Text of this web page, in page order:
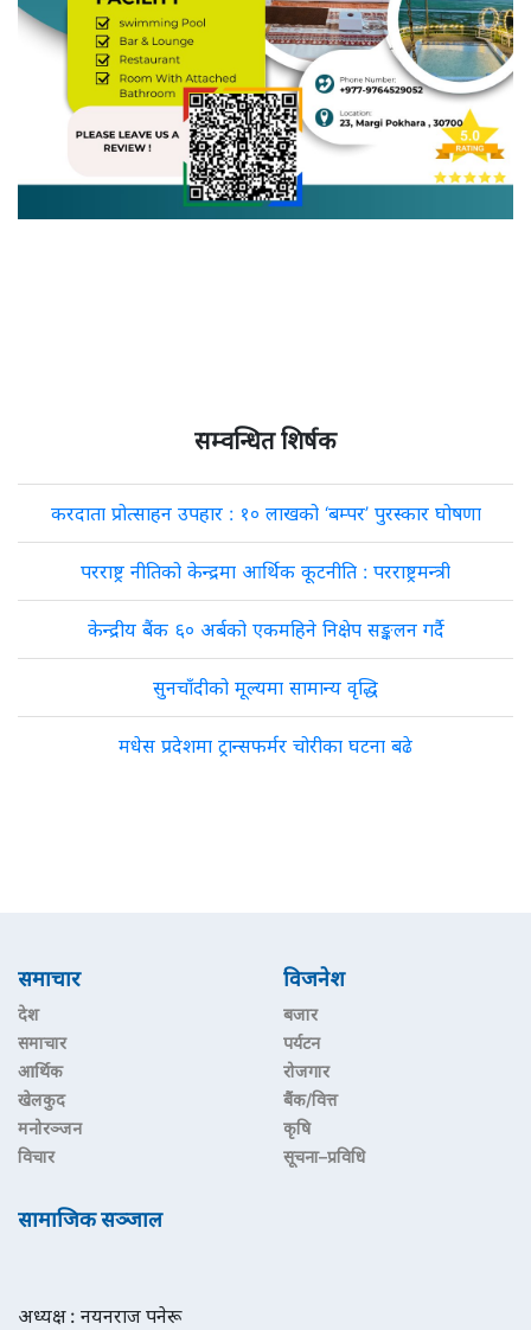
सम्वन्धित शिर्षक
करदाता प्रोत्साहन उपहार : १० लाखको ‘बम्पर’ पुरस्कार घोषणा
परराष्ट्र नीतिको केन्द्रमा आर्थिक कूटनीति : परराष्ट्रमन्त्री
केन्द्रीय बैंक ६० अर्बको एकमहिने निक्षेप सङ्कलन गर्दै
सुनचाँदीको मूल्यमा सामान्य वृद्धि
मधेस प्रदेशमा ट्रान्सफर्मर चोरीका घटना बढे
समाचार
देश
समाचार
आर्थिक
खेलकुद
मनोरञ्जन
विचार
विजनेश
बजार
पर्यटन
रोजगार
बैंक/वित्त
कृषि
सूचना–प्रविधि
सामाजिक सञ्जाल
अध्यक्ष : नयनराज पनेरू